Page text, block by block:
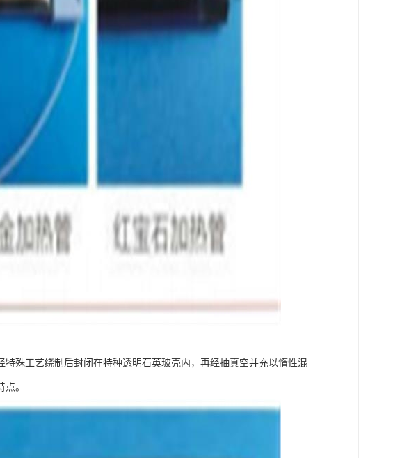
殊工艺绕制后封闭在特种透明石英玻壳内，再经抽真空并充以惰性混
。